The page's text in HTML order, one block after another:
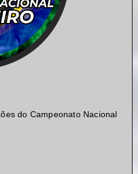
do Campeonato Nacional